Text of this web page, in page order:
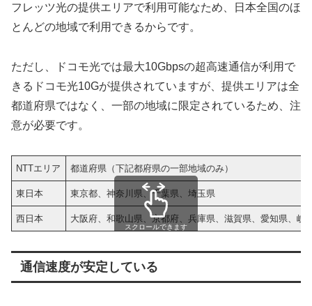
フレッツ光の提供エリアで利用可能なため、日本全国のほ
とんどの地域で利用できるからです。
ただし、ドコモ光では最大10Gbpsの超高速通信が利用で
きるドコモ光10Gが提供されていますが、提供エリアは全
都道府県ではなく、一部の地域に限定されているため、注
意が必要です。
NTTエリア 都道府県（下記都府県の一部地域のみ）
東日本 東京都、神奈川県、千葉県、埼玉県
西日本 大阪府、和歌山県、京都府、兵庫県、滋賀県、愛知県、岐
スクロールできます
通信速度が安定している